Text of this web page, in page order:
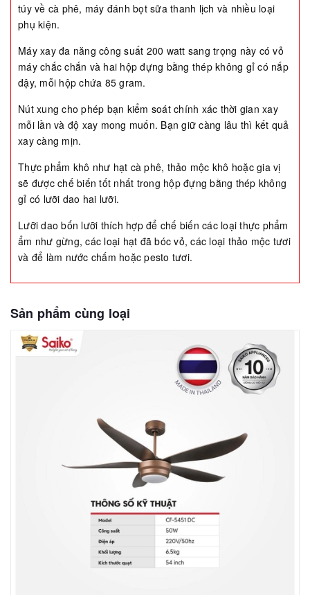
túy về cà phê, máy đánh bọt sữa thanh lịch và nhiều loại
phụ kiện.
Máy xay đa năng công suất 200 watt sang trọng này có vỏ
máy chắc chắn và hai hộp đựng bằng thép không gỉ có nắp
đậy, mỗi hộp chứa 85 gram.
Nút xung cho phép bạn kiểm soát chính xác thời gian xay
mỗi lần và độ xay mong muốn. Bạn giữ càng lâu thì kết quả
xay càng mịn.
Thực phẩm khô như hạt cà phê, thảo mộc khô hoặc gia vị
sẽ được chế biến tốt nhất trong hộp đựng bằng thép không
gỉ có lưỡi dao hai lưỡi.
Lưỡi dao bốn lưỡi thích hợp để chế biến các loại thực phẩm
ẩm như gừng, các loại hạt đã bóc vỏ, các loại thảo mộc tươi
và để làm nước chấm hoặc pesto tươi.
Sản phẩm cùng loại